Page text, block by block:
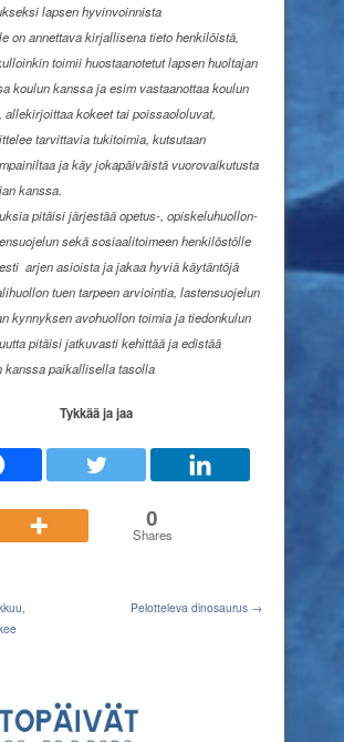
lapsen hyvinvoinnista
on annettava kirjallisena tieto henkilöistä,
toimii huostaanotetut lapsen huoltajan
koulun kanssa ja esim vastaanottaa koulun
allekirjoittaa kokeet tai poissaololuvat,
tarvittavia tukitoimia, kutsutaan
ja käy jokapäiväistä vuorovaikutusta
kanssa.
pitäisi järjestää opetus-, opiskeluhuollon-
sekä sosiaalitoimeen henkilöstölle
arjen asioista ja jakaa hyviä käytäntöjä
tuen tarpeen arviointia, lastensuojelun
kynnyksen avohuollon toimia ja tiedonkulun
pitäisi jatkuvasti kehittää ja edistää
kanssa paikallisella tasolla
Tykkää ja jaa
0
Shares
Pelotteleva dinosaurus →